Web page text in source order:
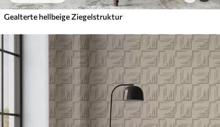
Gealterte hellbeige Ziegelstruktur